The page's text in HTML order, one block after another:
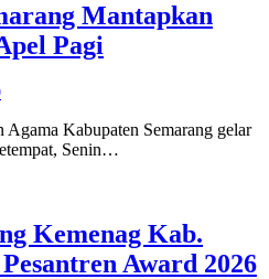
Mantapkan
Pagi
Kabupaten Semarang gelar
Senin…
Kemenag Kab.
Award 2026